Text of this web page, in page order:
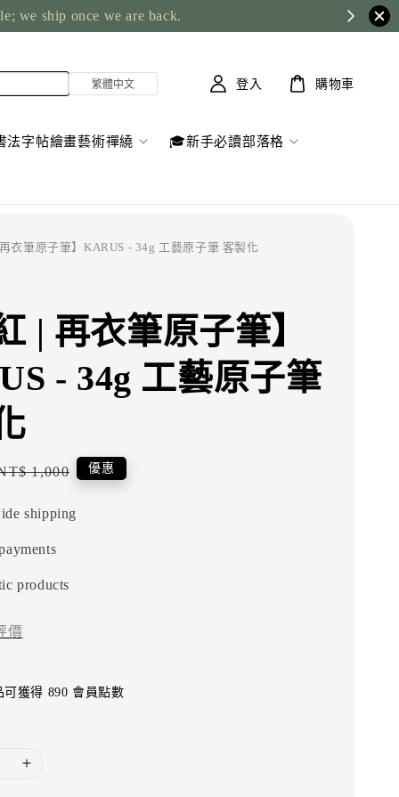
we ship once we are back.
法字帖繪畫藝術禪繞 🎓新手必讀部落格
登入 購物車
衣筆原子筆】KARUS - 34g 工藝原子筆 客製化
| 再衣筆原子筆】
- 34g 工藝原子筆
1,000 優惠
shipping
products
價
可獲得 890 會員點數